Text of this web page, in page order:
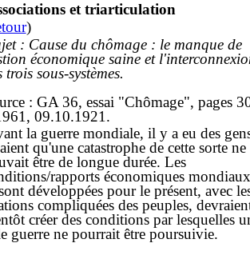
et triarticulation
)
: Cause du chômage : le manquede
économique saine et
trois sous-systèmes.
: GA 36, essai "Chômage", pages
09.10.1921.
la guerre mondiale, il y a eu des
qu'unecatastrophe de cette sorte ne
être de longue durée. Les
rapports économiques
développées pour le présent, avec
compliquées des peuples,
créer des conditions par lesquelles
guerre ne pourrait être poursuivie.